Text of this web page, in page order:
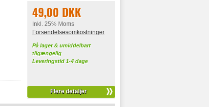
49,00 DKK
Inkl. 25% Moms
Forsendelsesomkostninger
På lager & umiddelbart
tilgængelig
Leveringstid 1-4 dage
Flere detaljer